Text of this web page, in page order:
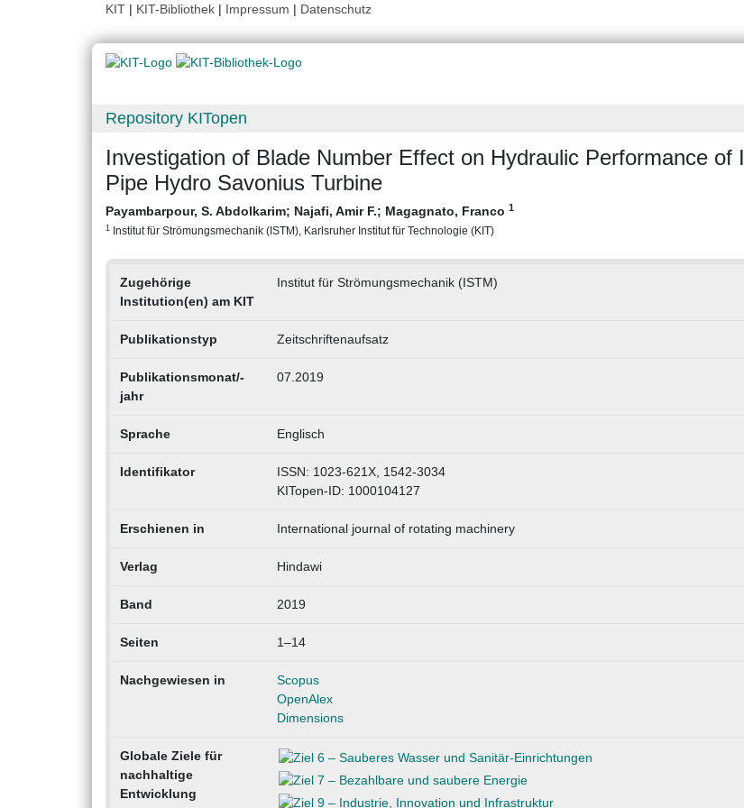
KIT | KIT-Bibliothek | Impressum | Datenschutz
Repository KITopen
Investigation of Blade Number Effect on Hydraulic Performance of
Pipe Hydro Savonius Turbine
Payambarpour, S. Abdolkarim; Najafi, Amir F.; Magagnato, Franco 1
1 Institut für Strömungsmechanik (ISTM), Karlsruher Institut für Technologie (KIT)
Zugehörige
Institution(en) am KIT
Institut für Strömungsmechanik (ISTM)
Publikationstyp Zeitschriftenaufsatz
Publikationsmonat/-
jahr
07.2019
Sprache Englisch
Identifikator
ISSN: 1023-621X, 1542-3034
KITopen-ID: 1000104127
Erschienen in International journal of rotating machinery
Verlag Hindawi
Band 2019
Seiten 1–14
Nachgewiesen in
Scopus
OpenAlex
Dimensions
Globale Ziele für
nachhaltige
Entwicklung